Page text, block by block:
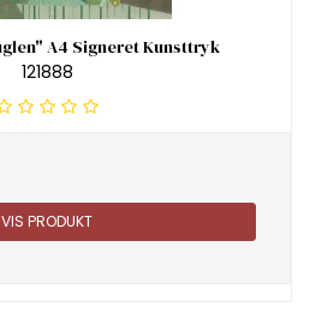
A4 Signeret Kunsttryk
121888
VIS PRODUKT